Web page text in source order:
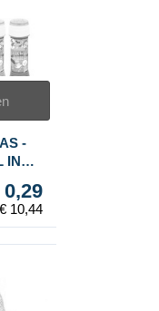
-
IN
0,29
€ 10,44